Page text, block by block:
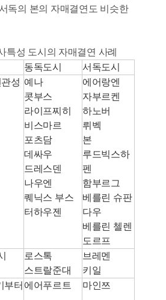
독의 본의 자매결연도 비슷한
특성 도시의 자매결연 사례
동독도시
서독도시
성 예나
콧부스
라이프찌히
비스마르
포츠담
데싸우
드레스덴
나우엔
퀘닉스 부스
터하우젠
에어랑엔
자부르켄
하노버
뤼벡
본
루드빅스하
펜
함부르그
베를린 슈판
다우
베를린 첼렌
도르프
로스톡
스트랄준대
브레멘
키일
부터 에어푸르트 마인쯔